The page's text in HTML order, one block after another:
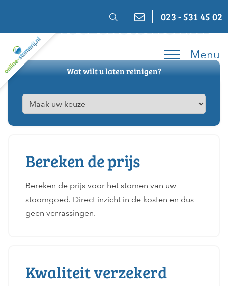
content
023 - 531 45 02
Menu
Bankhoezenstomen.nl
Wat wilt u laten reinigen?
Bereken de prijs
Bereken de prijs voor het stomen van uw
stoomgoed. Direct inzicht in de kosten en dus
geen verrassingen.
Kwaliteit verzekerd